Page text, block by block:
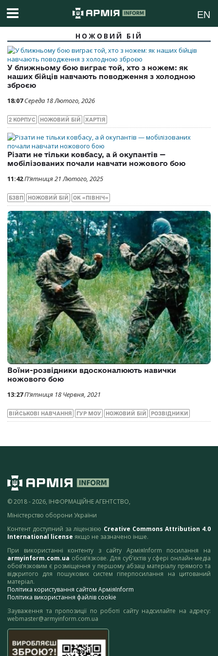
EN
НОЖОВИЙ БІЙ
У ближньому бою виграє той, хто з ножем: як
наших бійців навчають поводження з холодною
зброєю
18:07 Середа 18 Лютого, 2026
2 КОРПУС НОЖОВИЙ БІЙ ХАРТІЯ
Різати не тільки ковбасу, а й окупантів —
мобілізованих почали навчати ножового бою
11:42П’ятниця 21 Лютого, 2025
БЗВП НОЖОВИЙ БІЙ ОК «ПІВНІЧ»
Воїни-розвідники вдосконалюють навички
ножового бою
13:27П’ятниця 18 Червня, 2021
ВІЙСЬКОВІ НАВЧАННЯ ГУР МОУ НОЖОВИЙ БІЙ РОЗВІДНИКИ
© 2018 - 2026, ІНФОРМАЦІЙНЕ АГЕНТСТВО,
Міністерство оборони України
Контент доступний за ліцензією Creative Commons Attribution 4.0
International license якщо не зазначено інше.
При використанні контенту з сайту АрміяInform посилання на
armyinform.com.ua обов’язкове. Для суб’єктів у сфері онлайн-медіа
обов’язковим є розміщення у першому абзаці матеріалу прямого та
відкритого для пошукових систем гіперпосилання на цитований
матеріал.
Політика користування сайтом АрміяInform
Політика використання файлів cookie
Зауваження та пропозиції по роботі сайту надсилайте на адресу:
webmaster@armyinform.com.ua